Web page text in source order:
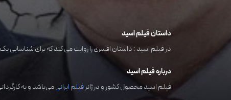
داستان فیلم اسید
در فیلم اسید : داستان افسری را روایت می کند که برای شناسایی
درباره فیلم اسید
فیلم اسید محصول کشور و در ژانرفیلم ایرانیمی‌باشد و به